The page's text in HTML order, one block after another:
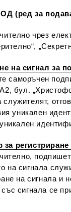
(ред за
чрез
на сигнал за
саморъчен
бул.
уникален
на сигнала
на сигнала и
сигнала се